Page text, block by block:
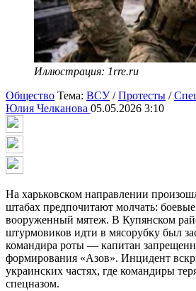
Иллюстрация: 1rre.ru
Общество Тема: ВСУ/Протесты /
Юлия Челканова 05.05.2026 3:10
На харьковском направлении
штабах предпочитают молчать:
вооруженный мятеж. В Купянском
штурмовиков идти в мясорубку был
командира роты — капитан
формирования «Азов». Инцидент
украинских частях, где командиры
спецназом.